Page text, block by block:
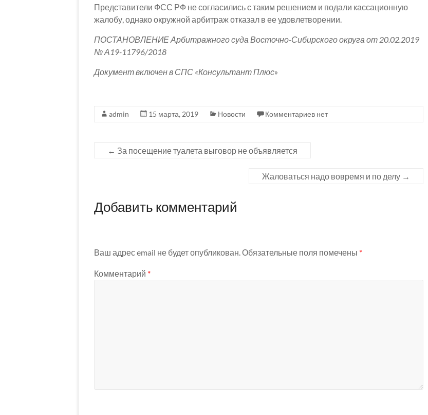
Представители ФСС РФ не согласились с таким решением и подали кассационную
жалобу, однако окружной арбитраж отказал в ее удовлетворении.
ПОСТАНОВЛЕНИЕ Арбитражного суда Восточно-Сибирского округа от 20.02.2019
№ А19-11796/2018
Документ включен в СПС «Консультант Плюс»
admin 15 марта, 2019 Новости Комментариев нет
← За посещение туалета выговор не объявляется
Жаловаться надо вовремя и по делу →
Добавить комментарий
Ваш адрес email не будет опубликован. Обязательные поля помечены *
Комментарий *